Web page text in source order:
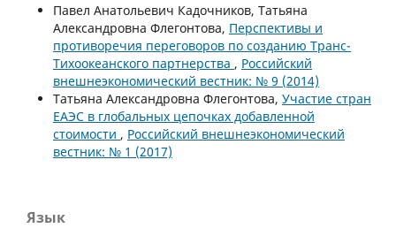
Павел Анатольевич Кадочников, Татьяна
Александровна Флегонтова, Перспективы и
противоречия переговоров по созданию Транс-
Тихоокеанского партнерства , Российский
внешнеэкономический вестник: № 9 (2014)
Татьяна Александровна Флегонтова, Участие стран
ЕАЭС в глобальных цепочках добавленной
стоимости , Российский внешнеэкономический
вестник: № 1 (2017)
Язык